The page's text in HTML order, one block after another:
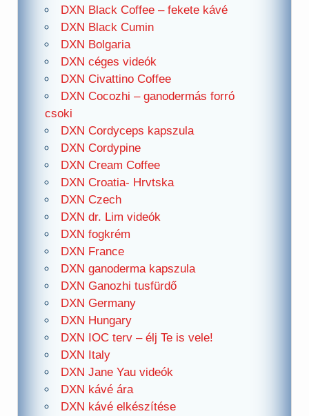
DXN Black Coffee – fekete kávé
DXN Black Cumin
DXN Bolgaria
DXN céges videók
DXN Civattino Coffee
DXN Cocozhi – ganodermás forró
csoki
DXN Cordyceps kapszula
DXN Cordypine
DXN Cream Coffee
DXN Croatia- Hrvtska
DXN Czech
DXN dr. Lim videók
DXN fogkrém
DXN France
DXN ganoderma kapszula
DXN Ganozhi tusfürdő
DXN Germany
DXN Hungary
DXN IOC terv – élj Te is vele!
DXN Italy
DXN Jane Yau videók
DXN kávé ára
DXN kávé elkészítése